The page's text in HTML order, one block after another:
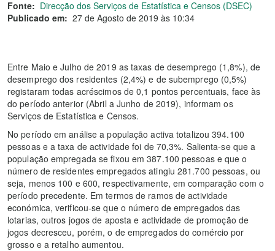
Fonte: Direcção dos Serviços de Estatística e Censos (DSEC)
Publicado em: 27 de Agosto de 2019 às 10:34
Entre Maio e Julho de 2019 as taxas de desemprego (1,8%), de
desemprego dos residentes (2,4%) e de subemprego (0,5%)
registaram todas acréscimos de 0,1 pontos percentuais, face às
do período anterior (Abril a Junho de 2019), informam os
Serviços de Estatística e Censos.
No período em análise a população activa totalizou 394.100
pessoas e a taxa de actividade foi de 70,3%. Salienta-se que a
população empregada se fixou em 387.100 pessoas e que o
número de residentes empregados atingiu 281.700 pessoas, ou
seja, menos 100 e 600, respectivamente, em comparação com o
período precedente. Em termos de ramos de actividade
económica, verificou-se que o número de empregados das
lotarias, outros jogos de aposta e actividade de promoção de
jogos decresceu, porém, o de empregados do comércio por
grosso e a retalho aumentou.